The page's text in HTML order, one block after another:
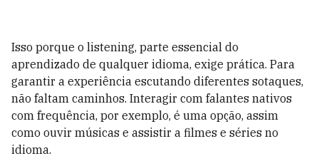
Isso porque o listening, parte essencial do
aprendizado de qualquer idioma, exige prática. Para
garantir a experiência escutando diferentes sotaques,
não faltam caminhos. Interagir com falantes nativos
com frequência, por exemplo, é uma opção, assim
como ouvir músicas e assistir a filmes e séries no
idioma.